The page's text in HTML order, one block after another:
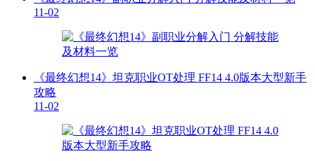
11-02
《最终幻想14》坦克职业OT处理 FF14 4.0版本大型新手
攻略
11-02